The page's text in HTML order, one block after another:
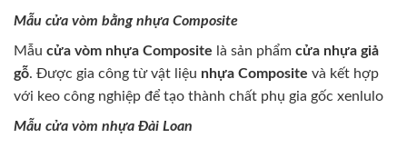
Mẫu cửa vòm bằng nhựa Composite
Mẫu cửa vòm nhựa Composite là sản phẩm cửa nhựa giả
gỗ. Được gia công từ vật liệu nhựa Composite và kết hợp
với keo công nghiệp để tạo thành chất phụ gia gốc xenlulo
Mẫu cửa vòm nhựa Đài Loan